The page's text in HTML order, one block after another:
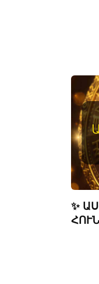
✨